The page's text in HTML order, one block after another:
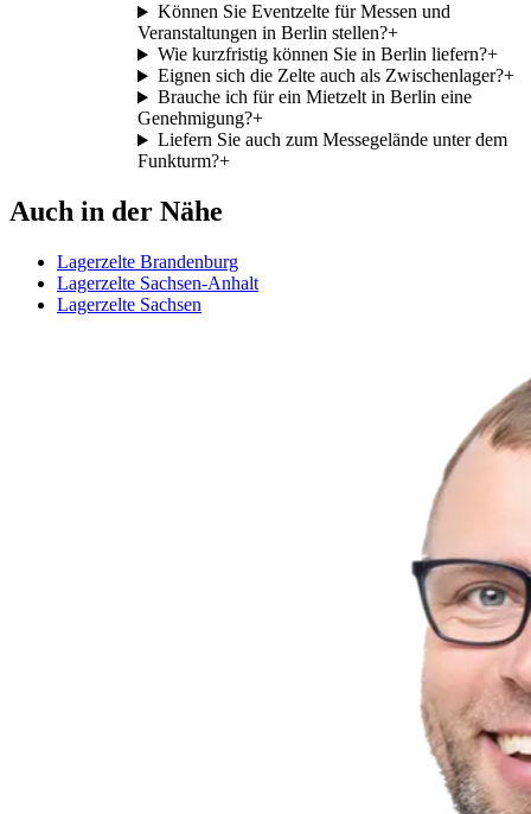
Können Sie Eventzelte für Messen und
Veranstaltungen in Berlin stellen?+
Wie kurzfristig können Sie in Berlin liefern?+
Eignen sich die Zelte auch als Zwischenlager?+
Brauche ich für ein Mietzelt in Berlin eine
Genehmigung?+
Liefern Sie auch zum Messegelände unter dem
Funkturm?+
Auch in der Nähe
Lagerzelte Brandenburg
Lagerzelte Sachsen-Anhalt
Lagerzelte Sachsen